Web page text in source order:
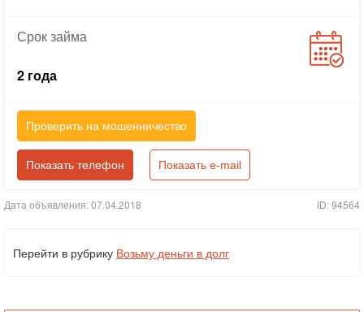
Срокзайма
2 года
Проверить на мошенничество
Показать телефон Показать e-mail
Дата объявления: 07.04.2018 ID: 94564
Перейти в рубрику Возьму деньги в долг